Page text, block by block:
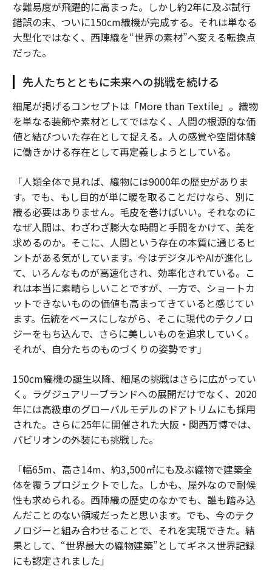
な難易度が飛躍的に高まった。しかし約2年に及ぶ試行
錯誤の末、ついに150cm織機が完成する。それは単なる
大型化ではなく、西陣織を“世界の素材”へ変える転換点
だった。
先人たちとともに未来への挑戦を続ける
細尾が掲げるコンセプトは「More than Textile」。織物
を単なる装飾や素材としてではなく、人間の根源的な価
値と結びついた存在として捉える。人の感覚や空間体験
に働きかける存在として再定義しようとしている。
「人類全体で見れば、織物には9000年の歴史がありま
す。でも、もし目的が単に暖を取ることだけなら、別に
織る必要はありません。毛皮を巻けばいい。それなのに
なぜ人間は、わざわざ膨大な時間と手間をかけて、美を
求めるのか。そこに、人間という存在の本質に通じるヒ
ントがある気がしています。今はデジタルやAIが進化し
て、いろんなものが高速化され、効率化されている。こ
れは本当に素晴らしいことですが、一方で、ショートカ
ットできないものの価値も高まってきていると感じてい
ます。伝統をベースにしながら、そこに現代のテクノロ
ジーをもち込んで、さらに美しいものを追求していく。
それが、自分たちのものづくりの姿勢です」
150cm織機の誕生以降、細尾の挑戦はさらに広がってい
く。ラグジュアリーブランドへの展開だけでなく、2020
年には高級車のグローバルモデルのドアトリムにも採用
された。さらに25年に開催された大阪・関西万博では、
パビリオンの外装にも挑戦した。
「幅65m、高さ14m、約3,500㎡にも及ぶ織物で建築全
体を覆うプロジェクトでした。しかも、屋外なので耐候
性も求められる。西陣織の歴史のなかでも、誰も踏み込
んだことのない領域だったと思います。でも、今のテク
ノロジーと組み合わせることで、それを実現できた。結
果として、“世界最大の織物建築”としてギネス世界記録
にも認定されました」